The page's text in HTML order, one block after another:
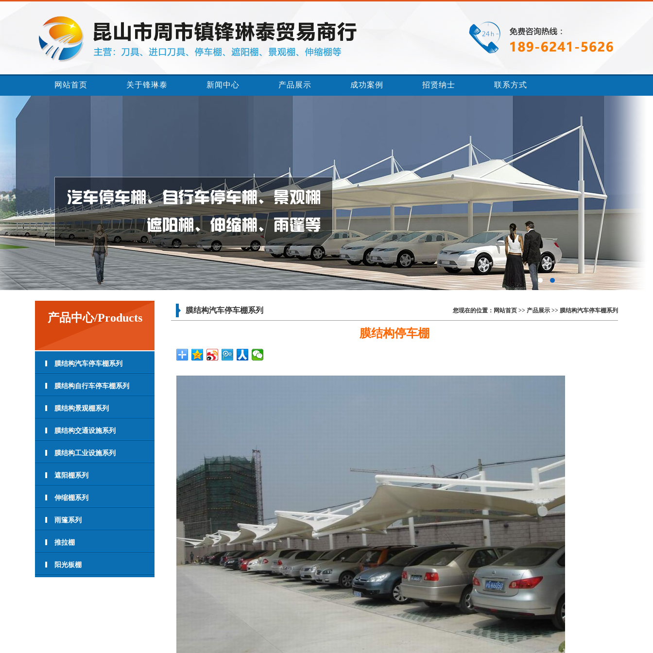
网站首页 关于锋琳泰 新闻中心 产品展示 成功案例 招贤纳士 联系方式
产品中心/Products
膜结构汽车停车棚系列
膜结构自行车停车棚系列
膜结构景观棚系列
膜结构交通设施系列
膜结构工业设施系列
遮阳棚系列
伸缩棚系列
雨篷系列
推拉棚
阳光板棚
膜结构汽车停车棚系列 您现在的位置： 网站首页 >> 产品展示 >> 膜结构汽车停车棚系列
膜结构停车棚